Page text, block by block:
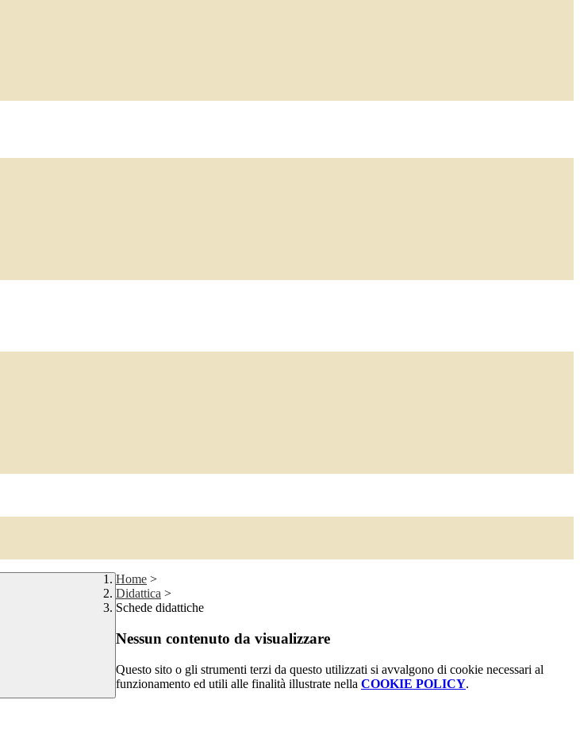
Home >
Didattica >
Schede didattiche
Nessun contenuto da visualizzare
Questo sito o gli strumenti terzi da questo utilizzati si avvalgono di cookie necessari al
funzionamento ed utili alle finalità illustrate nella COOKIE POLICY.